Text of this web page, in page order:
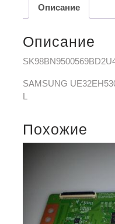
Описание
Описание
SAMSUNG
L
Похожие